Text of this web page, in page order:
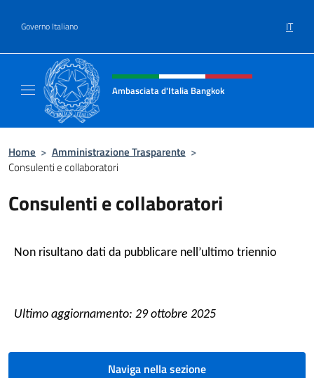
Governo Italiano IT
Intestazione sito, social e menù
Ambasciata d'Italia Bangkok
Home > Amministrazione Trasparente >
Consulenti e collaboratori
Consulenti e collaboratori
Non risultano dati da pubblicare nell’ultimo triennio
Ultimo aggiornamento: 29 ottobre 2025
Naviga nella sezione